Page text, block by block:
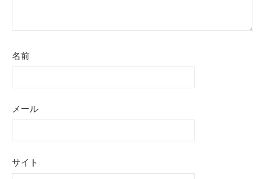
名前
メール
サイト